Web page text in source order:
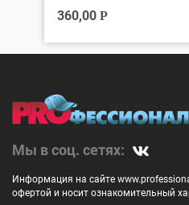
360,00 Р
Мы в соц. сетях:
Информация на сайте
офертой и носит ознакомительный